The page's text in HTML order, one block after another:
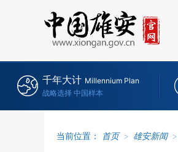
千年大计 Millennium Plan
战略选择 中国样本
当前位置： 首页 > 雄安新闻 >